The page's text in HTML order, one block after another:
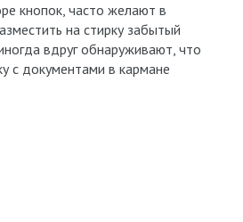
кнопок, часто желают в
на стирку забытый
вдруг обнаруживают, что
с документами в кармане